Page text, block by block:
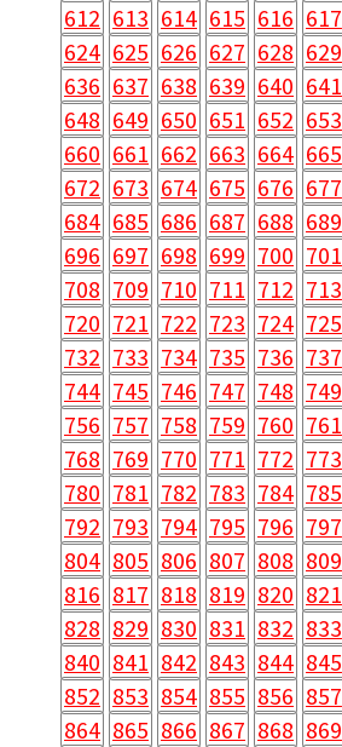
612 613 614 615 616 617
624 625 626 627 628 629
636 637 638 639 640 641
648 649 650 651 652 653
660 661 662 663 664 665
672 673 674 675 676 677
684 685 686 687 688 689
696 697 698 699 700 701
708 709 710 711 712 713
720 721 722 723 724 725
732 733 734 735 736 737
744 745 746 747 748 749
756 757 758 759 760 761
768 769 770 771 772 773
780 781 782 783 784 785
792 793 794 795 796 797
804 805 806 807 808 809
816 817 818 819 820 821
828 829 830 831 832 833
840 841 842 843 844 845
852 853 854 855 856 857
864 865 866 867 868 869